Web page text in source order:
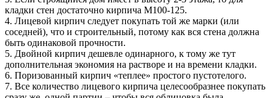
кладки стен достаточно кирпича М100-125.
4. Лицевой кирпич следует покупать той же марки (или
соседней), что и строительный, потому как вся стена должна
быть одинаковой прочности.
5. Двойной кирпич дешевле одинарного, к тому же тут
дополнительная экономия на растворе и на времени кладки.
6. Поризованный кирпич «теплее» простого пустотелого.
7. Все количество лицевого кирпича целесообразнее покупать